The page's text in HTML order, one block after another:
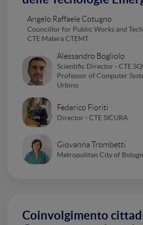
Angelo Raffaele Cotugno
Councillor for Public Works and
CTE Matera CTEMT
Alessandro Bogliolo
Scientific Director - CTE
Professor of Computer
Urbino
Federico Fioriti
Director - CTE SICURA
Giovanna Trombetti
Metropolitan City of
Coinvolgimento